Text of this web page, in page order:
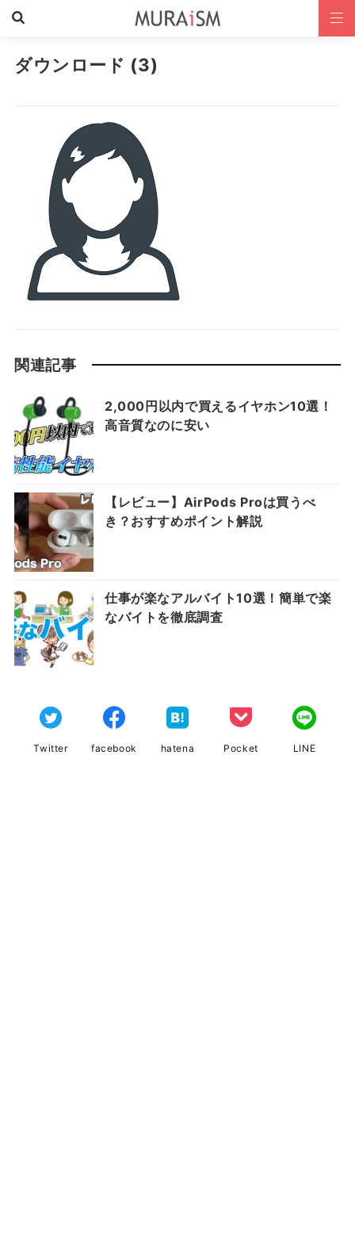
ダウンロード (3)
関連記事
2,000円以内で買えるイヤホン10選！
高音質なのに安い
【レビュー】AirPods Proは買うべ
き？おすすめポイント解説
仕事が楽なアルバイト10選！簡単で楽
なバイトを徹底調査
Twitter facebook hatena Pocket LINE